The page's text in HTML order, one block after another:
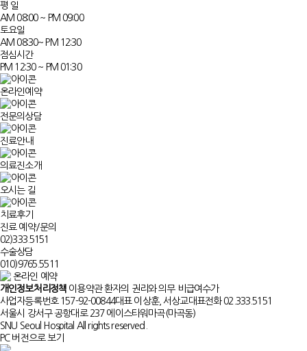
평 일
AM 08:00 ~ PM 09:00
토요일
AM 08:30~ PM 12:30
점심시간
PM 12:30 ~ PM 01:30
온라인예약
전문의상담
진료안내
의료진소개
오시는 길
치료후기
진료 예약/문의
02)333.5151
수술상담
010)9765.5511
온라인 예약
개인정보처리정책 이용약관 환자의 권리와 의무 비급여수가
사업자등록번호 157-92-00844대표 이상훈, 서상교대표전화 02.333.5151
서울시 강서구 공항대로 237 에이스타워마곡(마곡동)
SNU Seoul Hospital All rights reserved.
PC 버전으로 보기